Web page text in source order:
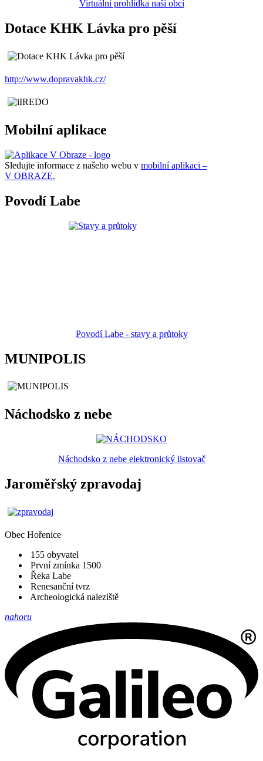
Virtuální prohlídka naší obcí
Dotace KHK Lávka pro pěší
http://www.dopravakhk.cz/
Mobilní aplikace
Sledujte informace z našeho webu v mobilní aplikaci –
V OBRAZE.
Povodí Labe
Povodí Labe - stavy a průtoky
MUNIPOLIS
Náchodsko z nebe
Náchodsko z nebe elektronický listovač
Jaroměřský zpravodaj
Obec Hořenice
155 obyvatel
První zmínka 1500
Řeka Labe
Renesanční tvrz
Archeologická naleziště
nahoru